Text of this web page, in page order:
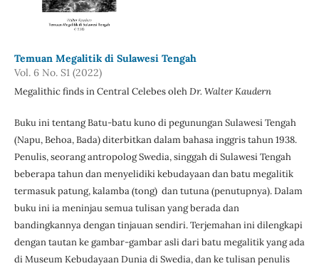
Temuan Megalitik di Sulawesi Tengah
Vol. 6 No. S1 (2022)
Megalithic finds in Central Celebes olehDr. Walter Kaudern
Buku ini tentang Batu-batu kuno di pegunungan Sulawesi Tengah
(Napu, Behoa, Bada) diterbitkan dalam bahasa inggris tahun 1938.
Penulis, seorang antropolog Swedia, singgah di Sulawesi Tengah
beberapa tahun dan menyelidiki kebudayaan dan batu megalitik
termasuk patung, kalamba (tong) dan tutuna (penutupnya). Dalam
buku ini ia meninjau semua tulisan yang berada dan
bandingkannya dengan tinjauan sendiri. Terjemahan ini dilengkapi
dengan tautan ke gambar-gambar asli dari batu megalitik yang ada
di Museum Kebudayaan Dunia di Swedia, dan ke tulisan penulis